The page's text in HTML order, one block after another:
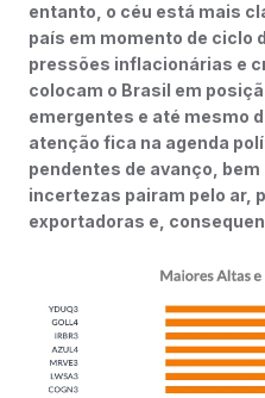
entanto, o céu está mais
país em momento de ciclo
pressões inflacionárias e
colocam o Brasil em
emergentes e até mesmo
atenção fica na agenda
pendentes de avanço,
incertezas pairam pelo ar,
exportadoras e,